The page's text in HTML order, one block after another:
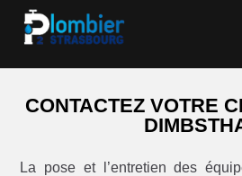
CONTACTEZ VOTRE
La pose et l’entretien des